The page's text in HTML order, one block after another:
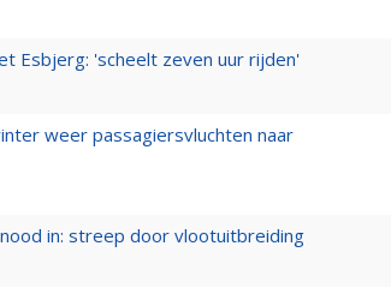
Esbjerg: 'scheelt zeven uur rijden'
weer passagiersvluchten naar
in: streep door vlootuitbreiding